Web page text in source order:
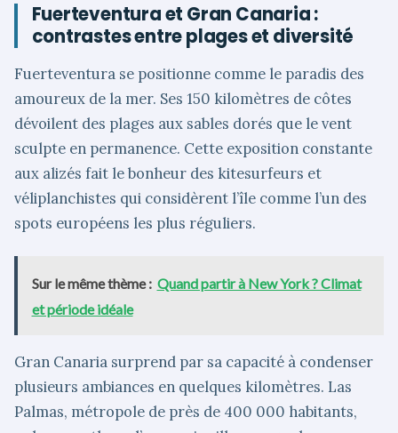
Fuerteventura et Gran Canaria :
contrastes entre plages et diversité
Fuerteventura se positionne comme le paradis des
amoureux de la mer. Ses 150 kilomètres de côtes
dévoilent des plages aux sables dorés que le vent
sculpte en permanence. Cette exposition constante
aux alizés fait le bonheur des kitesurfeurs et
véliplanchistes qui considèrent l’île comme l’un des
spots européens les plus réguliers.
Sur le même thème : Quand partir à New York ? Climat
et période idéale
Gran Canaria surprend par sa capacité à condenser
plusieurs ambiances en quelques kilomètres. Las
Palmas, métropole de près de 400 000 habitants,